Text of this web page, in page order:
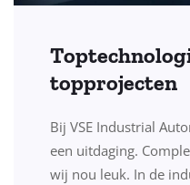
topprojecten
Bij VSE Industrial
een uitdaging.
wij nou leuk. In de